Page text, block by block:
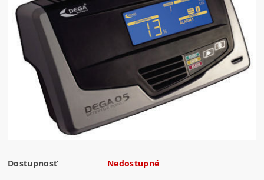
Dostupnosť Nedostupné